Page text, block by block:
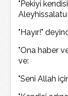
"Pekiyi
"Hayır!"
"Ona haber
ve:
"Seni Allah